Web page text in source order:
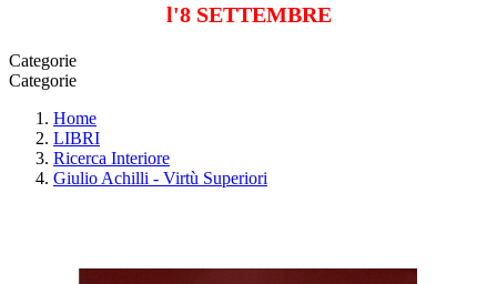
l'8 SETTEMBRE
Categorie
Categorie
Home
LIBRI
Ricerca Interiore
Giulio Achilli - Virtù Superiori